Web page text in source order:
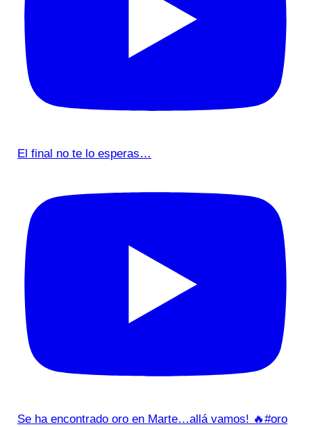
El final no te lo esperas…
Se ha encontrado oro en Marte…allá vamos! 🔥#oro